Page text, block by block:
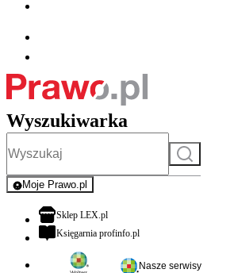
Wyszukiwarka
Szukaj
Moje Prawo.pl
- rejestracja i logowanie do serwisu
Sklep LEX.plotwiera się w nowej karcie
Księgarnia profinfo.plotwiera się w nowej karcie
Nasze serwisy